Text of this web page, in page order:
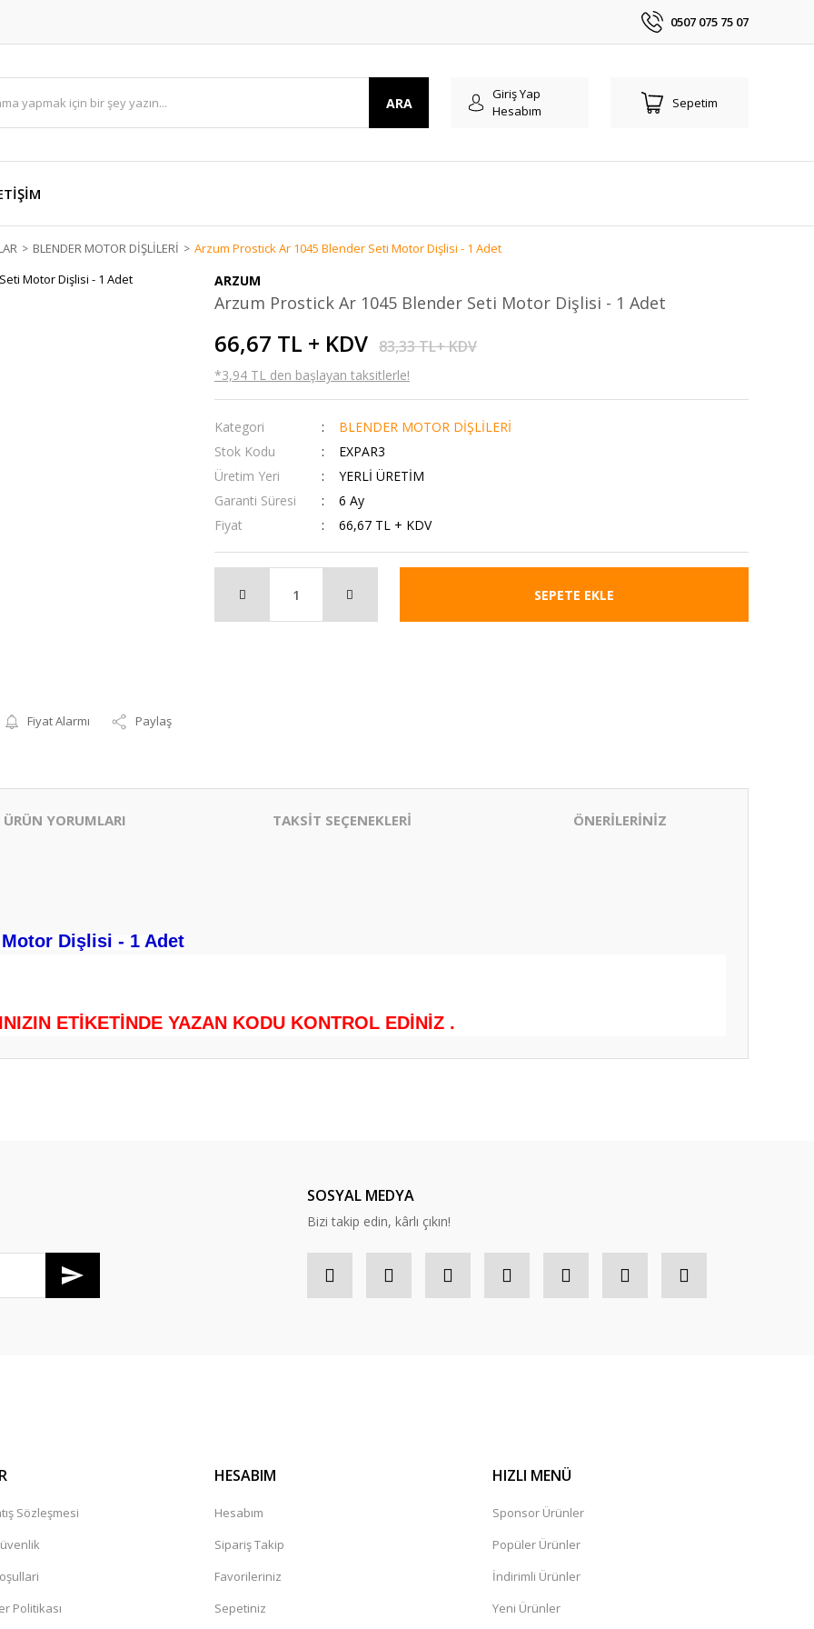
0507 075 75 07
ARA
Giriş Yap
Hesabım
Sepetim
BLENDER MOTOR DİŞLİLERİ Arzum Prostick Ar 1045 Blender Seti Motor Dişlisi - 1 Adet
Fiyat Alarmı Paylaş
ARZUM
Arzum Prostick Ar 1045 Blender Seti Motor Dişlisi - 1 Adet
66,67 TL + KDV 83,33 TL+ KDV
*3,94 TL den başlayan taksitlerle!
Kategori
BLENDER MOTOR DİŞLİLERİ
Stok Kodu
EXPAR3
Üretim Yeri
YERLİ ÜRETİM
Garanti Süresi
6 Ay
Fiyat
66,67 TL + KDV
SEPETE EKLE
ÜRÜN YORUMLARI TAKSİT SEÇENEKLERİ ÖNERİLERİNİZ
Dişlisi - 1 Adet
ETİKETİNDE YAZAN KODU KONTROL EDİNİZ .
SOSYAL MEDYA
Bizi takip edin, kârlı çıkın!
Sözleşmesi
Politikası
HESABIM
Hesabım
Sipariş Takip
Favorileriniz
Sepetiniz
HIZLI MENÜ
Sponsor Ürünler
Popüler Ürünler
İndirimli Ürünler
Yeni Ürünler